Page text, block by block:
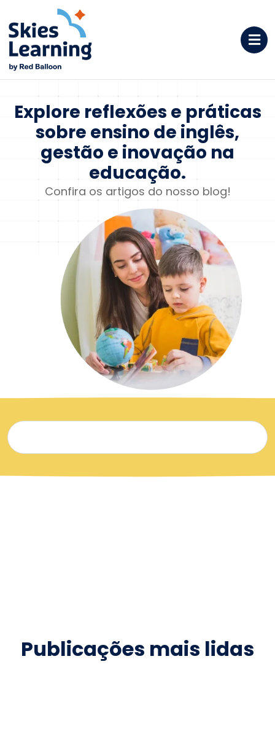
Explore reflexões e práticas
sobre ensino de inglês,
gestão e inovação na
educação.
Confira os artigos do nosso blog!
Publicações mais lidas